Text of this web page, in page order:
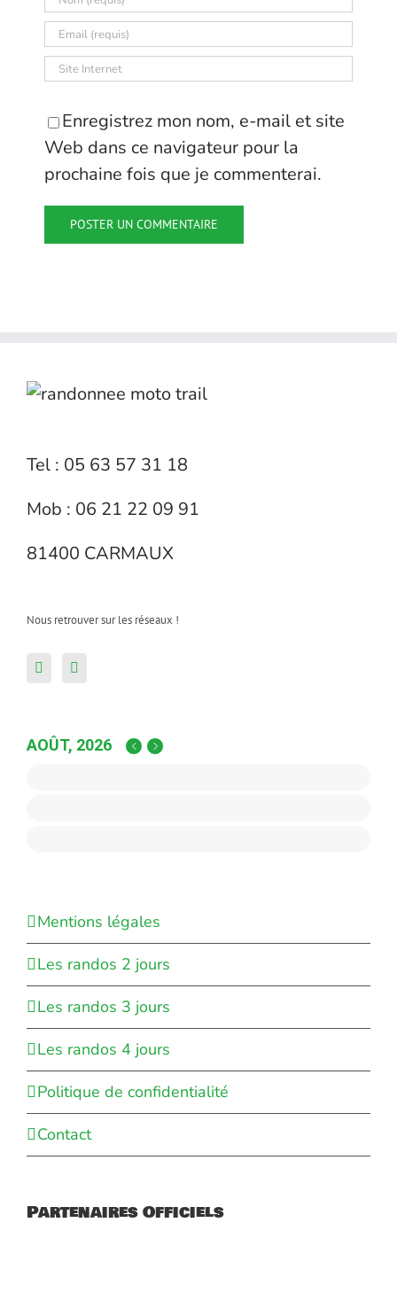
Enregistrez mon nom, e-mail et site
Web dans ce navigateur pour la
prochaine fois que je commenterai.
Tel : 05 63 57 31 18
Mob : 06 21 22 09 91
81400 CARMAUX
Nous retrouver sur les réseaux !
AOÛT, 2026
Mentions légales
Les randos 2 jours
Les randos 3 jours
Les randos 4 jours
Politique de confidentialité
Contact
Partenaires Officiels